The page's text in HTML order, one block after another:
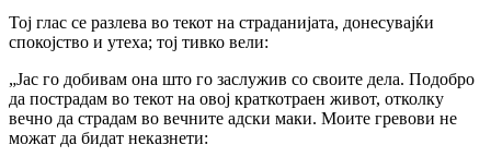
Тој глас се разлева во текот на страданијата, донесувајќи
спокојство и утеха; тој тивко вели:
„Јас го добивам она што го заслужив со своите дела. Подобро
да пострадам во текот на овој краткотраен живот, отколку
вечно да страдам во вечните адски маки. Моите гревови не
можат да бидат неказнети: